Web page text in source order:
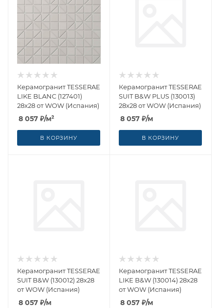
Керамогранит TESSERAE
LIKE BLANC (127401)
28x28 от WOW (Испания)
8 057 ₽/м²
В КОРЗИНУ
Керамогранит TESSERAE
SUIT B&W PLUS (130013)
28x28 от WOW (Испания)
8 057 ₽/м
В КОРЗИНУ
Керамогранит TESSERAE
SUIT B&W (130012) 28x28
от WOW (Испания)
8 057 ₽/м
Керамогранит TESSERAE
LIKE B&W (130014) 28x28
от WOW (Испания)
8 057 ₽/м